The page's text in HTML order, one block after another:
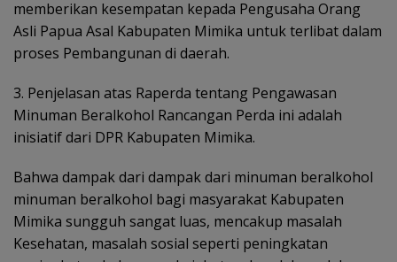
memberikan kesempatan kepada Pengusaha Orang
Asli Papua Asal Kabupaten Mimika untuk terlibat dalam
proses Pembangunan di daerah.
3. Penjelasan atas Raperda tentang Pengawasan
Minuman Beralkohol Rancangan Perda ini adalah
inisiatif dari DPR Kabupaten Mimika.
Bahwa dampak dari dampak dari minuman beralkohol
minuman beralkohol bagi masyarakat Kabupaten
Mimika sungguh sangat luas, mencakup masalah
Kesehatan, masalah sosial seperti peningkatan